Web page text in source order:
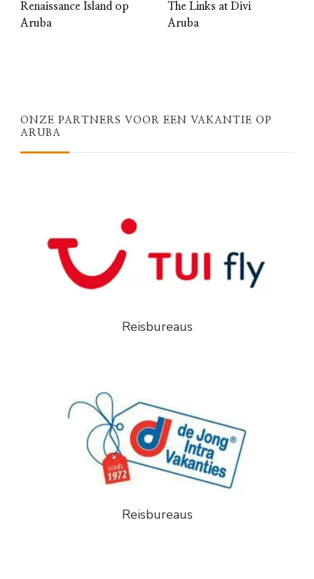
Renaissance Island op
Aruba
The Links at Divi
Aruba
ONZE PARTNERS VOOR EEN VAKANTIE OP
ARUBA
Reisbureaus
Reisbureaus